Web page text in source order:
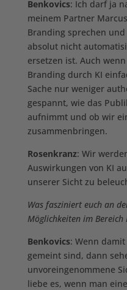
Benkovics: Ich darf ja
meinem Partner
Branding sprechen
absolut nicht
ersetzen ist. Auch
Branding durch KI
Sache nur weniger
gespannt, wie das
aufnimmt und ob wir
zusammenbringen.
Rosenkranz: Wir
Auswirkungen von KI
unserer Sicht zu
Was fasziniert euch an
Möglichkeiten im
Benkovics: Wenn
gemeint sind, dann
unvoreingenommene
liebe es, wenn man